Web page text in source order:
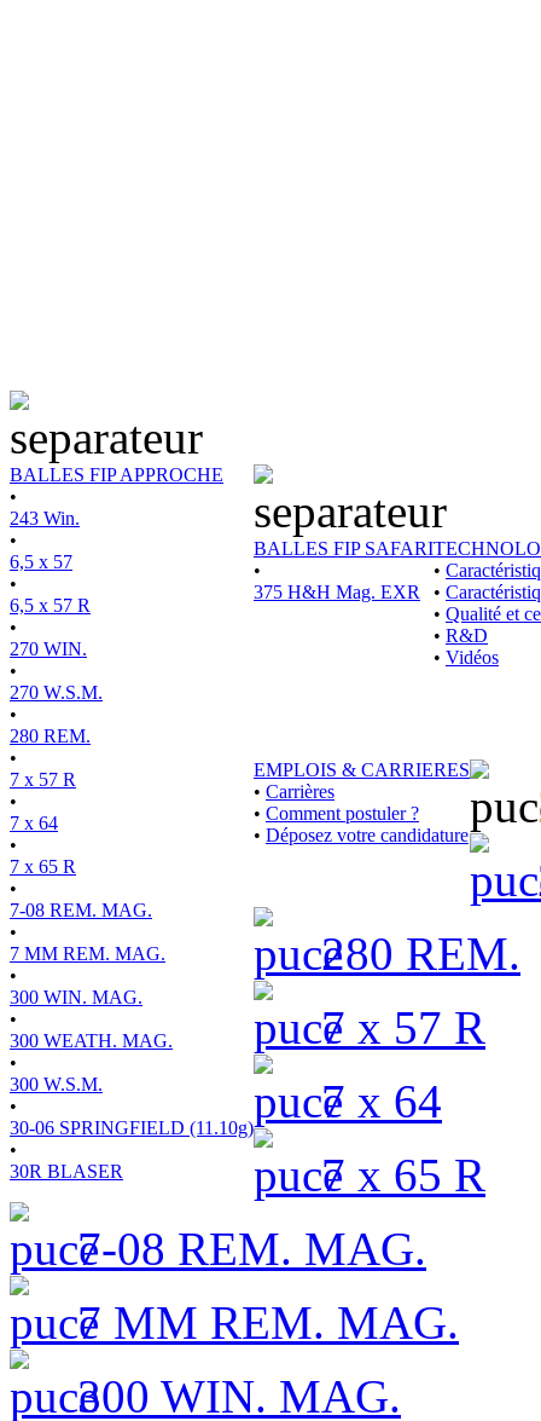
BALLES FIP APPROCHE
•
243 Win.
•
6,5 x 57
•
6,5 x 57 R
•
270 WIN.
•
270 W.S.M.
•
280 REM.
•
7 x 57 R
•
7 x 64
•
7 x 65 R
•
7-08 REM. MAG.
•
7 MM REM. MAG.
•
300 WIN. MAG.
•
300 WEATH. MAG.
•
300 W.S.M.
•
30-06 SPRINGFIELD (11.10g)
•
30R BLASER
BALLES FIP SAFARI
•
375 H&H Mag. EXR
•
•
• Qualité et
• R&D
• Vidéos
EMPLOIS & CARRIERES
• Carrières
• Comment postuler ?
• Déposez votre candidature
280 REM.
7 x 57 R
7 x 64
7 x 65 R
7-08 REM. MAG.
7 MM REM. MAG.
300 WIN. MAG.